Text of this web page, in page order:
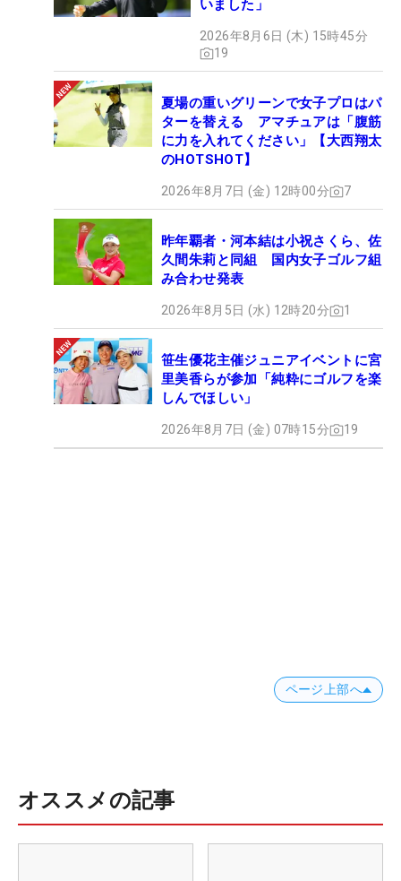
いました」
2026年8月6日 (木) 15時45分
19
夏場の重いグリーンで女子プロはパ
ターを替える アマチュアは「腹筋
に力を入れてください」【大西翔太
のHOTSHOT】
2026年8月7日 (金) 12時00分 7
昨年覇者・河本結は小祝さくら、佐
久間朱莉と同組 国内女子ゴルフ組
み合わせ発表
2026年8月5日 (水) 12時20分 1
笹生優花主催ジュニアイベントに宮
里美香らが参加「純粋にゴルフを楽
しんでほしい」
2026年8月7日 (金) 07時15分 19
ページ上部へ
オススメの記事